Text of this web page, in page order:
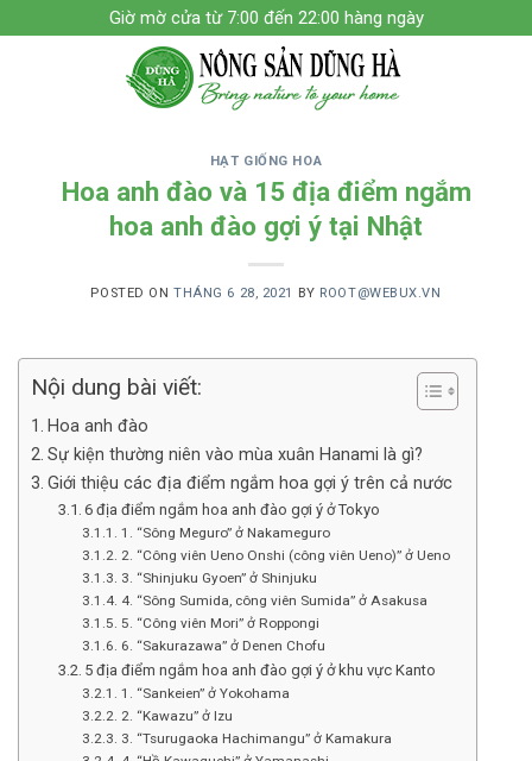
to
Giờ mờ cửa từ 7:00 đến 22:00 hàng ngày
HẠT GIỐNG HOA
Hoa anh đào và 15 địa điểm ngắm
hoa anh đào gợi ý tại Nhật
POSTED ONTHÁNG 6 28, 2021 BY ROOT@WEBUX.VN
Nội dung bài viết:
Hoa anh đào
Sự kiện thường niên vào mùa xuân Hanami là gì?
Giới thiệu các địa điểm ngắm hoa gợi ý trên cả nước
6 địa điểm ngắm hoa anh đào gợi ý ở Tokyo
1. “Sông Meguro” ở Nakameguro
2. “Công viên Ueno Onshi (công viên Ueno)” ở Ueno
3. “Shinjuku Gyoen” ở Shinjuku
4. “Sông Sumida, công viên Sumida” ở Asakusa
5. “Công viên Mori” ở Roppongi
6. “Sakurazawa” ở Denen Chofu
5 địa điểm ngắm hoa anh đào gợi ý ở khu vực Kanto
1. “Sankeien” ở Yokohama
2. “Kawazu” ở Izu
3. “Tsurugaoka Hachimangu” ở Kamakura